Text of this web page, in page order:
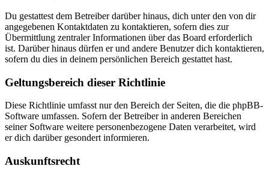
Du gestattest dem Betreiber darüber hinaus, dich unter den von dir
angegebenen Kontaktdaten zu kontaktieren, sofern dies zur
Übermittlung zentraler Informationen über das Board erforderlich
ist. Darüber hinaus dürfen er und andere Benutzer dich kontaktieren,
sofern du dies in deinem persönlichen Bereich gestattet hast.
Geltungsbereich dieser Richtlinie
Diese Richtlinie umfasst nur den Bereich der Seiten, die die phpBB-
Software umfassen. Sofern der Betreiber in anderen Bereichen
seiner Software weitere personenbezogene Daten verarbeitet, wird
er dich darüber gesondert informieren.
Auskunftsrecht